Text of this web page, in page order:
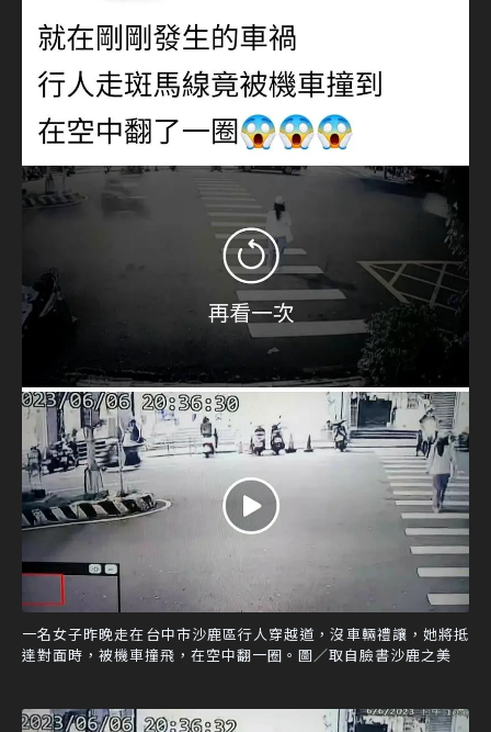
一名女子昨晚走在台中市沙鹿區行人穿越道，沒車輛禮讓，她將抵
達對面時，被機車撞飛，在空中翻一圈。圖／取自臉書沙鹿之美